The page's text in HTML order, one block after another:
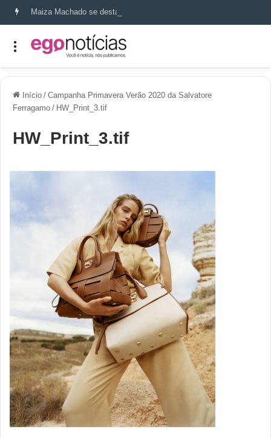
Início / Campanha Primavera Verão 2020 da Salvatore
Ferragamo / HW_Print_3.tif
HW_Print_3.tif